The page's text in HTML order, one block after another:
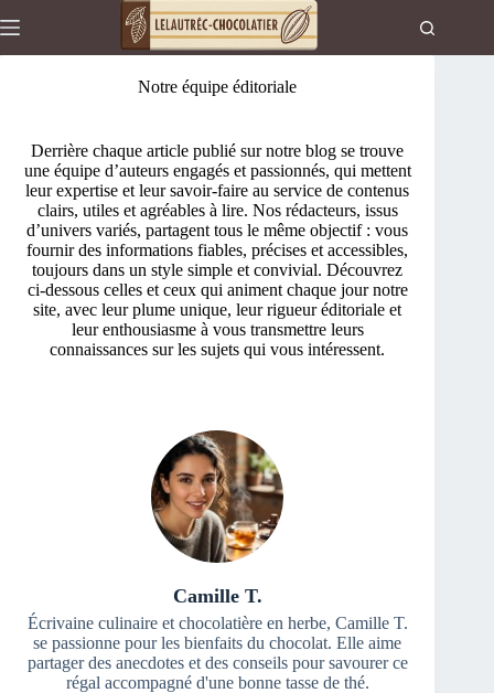
au
Notre équipe éditoriale
Derrière chaque article publié sur notre blog se trouve
une équipe d’auteurs engagés et passionnés, qui mettent
leur expertise et leur savoir-faire au service de contenus
clairs, utiles et agréables à lire. Nos rédacteurs, issus
d’univers variés, partagent tous le même objectif : vous
fournir des informations fiables, précises et accessibles,
toujours dans un style simple et convivial. Découvrez
ci-dessous celles et ceux qui animent chaque jour notre
site, avec leur plume unique, leur rigueur éditoriale et
leur enthousiasme à vous transmettre leurs
connaissances sur les sujets qui vous intéressent.
Camille T.
Écrivaine culinaire et chocolatière en herbe, Camille T.
se passionne pour les bienfaits du chocolat. Elle aime
partager des anecdotes et des conseils pour savourer ce
régal accompagné d'une bonne tasse de thé.